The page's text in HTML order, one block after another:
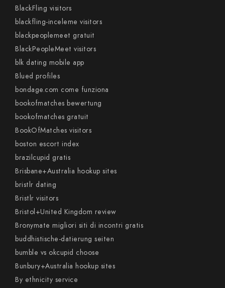
BlackFling visitors
blackfling-inceleme visitors
blackpeoplemeet gratuit
BlackPeopleMeet visitors
blk dating mobile app
Blued profiles
bondage.com come funziona
bookofmatches bewertung
bookofmatches gratuit
BookOfMatches visitors
boston escort index
brazilcupid gratis
Brisbane+Australia hookup sites
bristlr dating
Bristlr visitors
Bristol+United Kingdom review
Bronymate migliori siti di incontri gratis
buddhistische-datierung seiten
bumble vs okcupid choose
Bunbury+Australia hookup sites
By ethnicity service